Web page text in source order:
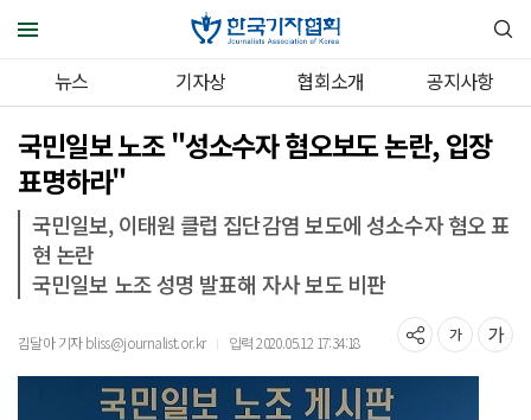
뉴스 기자상 협회소개 공지사항
국민일보 노조 "성소수자 혐오보도 논란, 입장
표명하라"
국민일보, 이태원 클럽 집단감염 보도에 성소수자 혐오 표
현 논란
국민일보 노조 성명 발표해 자사 보도 비판
김달아 기자 bliss@journalist.or.kr ｜ 입력 2020.05.12 17:34:18